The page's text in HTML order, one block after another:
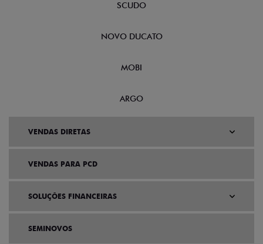
SCUDO
NOVO DUCATO
MOBI
ARGO
VENDAS DIRETAS
VENDAS PARA PCD
SOLUÇÕES FINANCEIRAS
SEMINOVOS